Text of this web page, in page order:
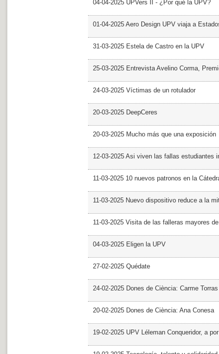
04-04-2025 UPVers II - ¿Por qué la UPV?
01-04-2025 Aero Design UPV viaja a
31-03-2025 Estela de Castro en la UPV
25-03-2025 Entrevista Avelino Corma,
24-03-2025 Víctimas de un rotulador
20-03-2025 DeepCeres
20-03-2025 Mucho más que una exposición
12-03-2025 Asi viven las fallas estudiantes
11-03-2025 10 nuevos patronos en la
11-03-2025 Nuevo dispositivo reduce a la
11-03-2025 Visita de las falleras mayores
04-03-2025 Eligen la UPV
27-02-2025 Quédate
24-02-2025 Dones de Ciència: Carme Torras
20-02-2025 Dones de Ciència: Ana Conesa
19-02-2025 UPV Léleman Conqueridor, a